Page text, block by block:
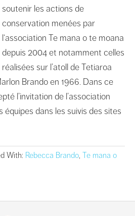
soutenir les actions de
conservation menées par
l‘association Te mana o te moana
depuis 2004 et notamment celles
réalisées sur l’atoll de Tetiaroa
Brando en 1966. Dans ce
l’invitation de l’association
équipes dans les suivis des sites
With: Rebecca Brando, Te mana o